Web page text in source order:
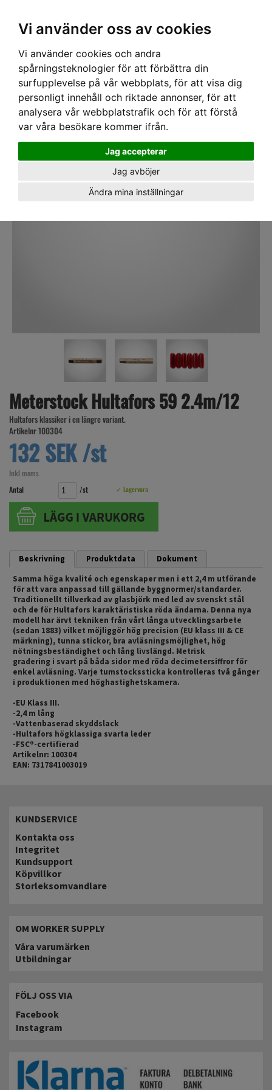
Vi använder oss av cookies
Vi använder cookies och andra
spårningsteknologier för att förbättra din
surfupplevelse på vår webbplats, för att visa dig
personligt innehåll och riktade annonser, för att
analysera vår webbplatstrafik och för att förstå
var våra besökare kommer ifrån.
Jag accepterar
Jag avböjer
Ändra mina inställningar
Hem ›VERKTYG›MÄTVERKTYG ›MÅTTSTOCKAR
2.4m/12
Meterstock Hultafors 59 2.4m/12
Hultafors klassiker i en längre variant.
Artikelnr 100304
132 SEK /st
Inkl moms
Antal
/st ✓ Lagervara
Beskrivning Produktdata
Dokument
Samma höga kvalité och egenskaper men i ett 2,4 m utförande
för att vara anpassad till gällande byggnormer/standarder.
Traditionellt tillverkad av glasbjörk med led av svenskt stål
och de för Hultafors karaktäristiska röda ändarna. Denna nya
modell har ärvt tekniken från vårt långa utvecklingsarbete
(sedan 1883) vilket möjliggör hög precision (EU klass III & CE
märkning), tunna stickor, bra avläsningsmöjlighet, hög
nötningsbeständighet och lång livslängd. Metrisk
gradering i svart på båda sidor med röda decimetersiffror för
enkel avläsning. Varje tumstockssticka kontrolleras två gånger
i produktionen med höghastighetskamera.
-EU Klass III.
-2,4 m lång
-Vattenbaserad skyddslack
-Hultafors högklassiga svarta leder
-FSC®-certifierad
Artikelnr: 100304
EAN: 7317841003019
KUNDSERVICE
Kontakta oss
Integritet
Kundsupport
Köpvillkor
Storleksomvandlare
OM WORKER SUPPLY
Våra varumärken
Utbildningar
FÖLJ OSS VIA
Facebook
Instagram